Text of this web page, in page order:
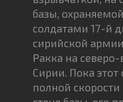
базы,
солдатами 17-й
сирийской
Ракка на северо-
Сирии. Пока этот
полной